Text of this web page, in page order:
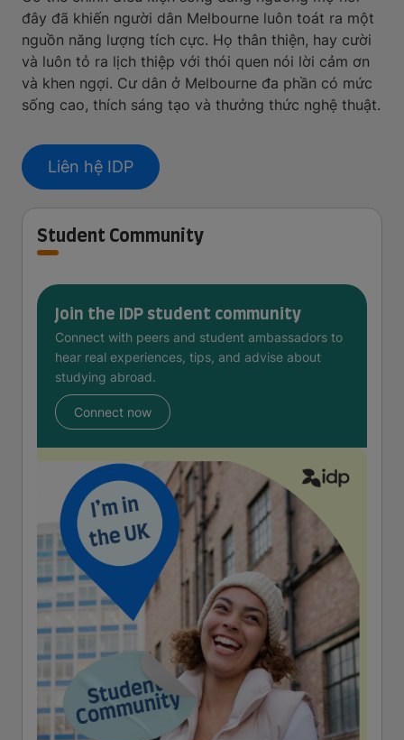
đây đã khiến người dân Melbourne luôn toát ra một
nguồn năng lượng tích cực. Họ thân thiện, hay cười
và luôn tỏ ra lịch thiệp với thói quen nói lời cảm ơn
và khen ngợi. Cư dân ở Melbourne đa phần có mức
sống cao, thích sáng tạo và thưởng thức nghệ thuật.
Liên hệ IDP
Student Community
Join the IDP student community
Connect with peers and student ambassadors to
hear real experiences, tips, and advise about
studying abroad.
Connect now